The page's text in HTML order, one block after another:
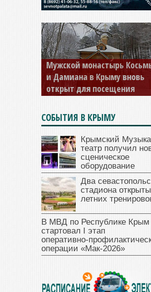
Мужской монастырь
и Дамиана в Крыму вновь
открыт для посещения
СОБЫТИЯ В КРЫМУ
Крымский
театр получил
сценическое
оборудование
Два
стадиона
летних
В МВД по Республике Крым
стартовал I этап
операции «Мак‑2026»